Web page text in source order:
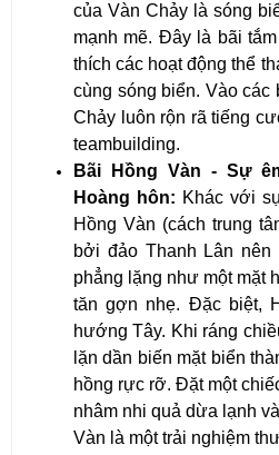
của Vàn Chảy là sóng
mạnh mẽ. Đây là bãi
thích các hoạt động thể
cùng sóng biển. Vào các
Chảy luôn rộn rã tiếng
teambuilding.
Bãi Hồng Vàn - Sự
Hoàng hôn: Khác với
Hồng Vàn (cách trung
bởi đảo Thanh Lân
phẳng lặng như một mặt
tăn gợn nhẹ. Đặc biệt,
hướng Tây. Khi ráng
lặn dần biến mặt biển
hồng rực rỡ. Đặt một
nhâm nhi quả dừa lạnh
Vàn là một trải nghiệm